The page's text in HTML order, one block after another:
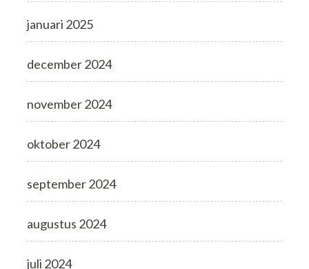
januari 2025
december 2024
november 2024
oktober 2024
september 2024
augustus 2024
juli 2024